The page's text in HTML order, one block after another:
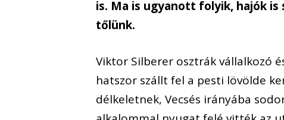
is. Ma is ugyanott folyik, hajók
tőlünk.
Viktor Silberer osztrák vállalkozó
hatszor szállt fel a pesti lövölde
délkeletnek, Vecsés irányába